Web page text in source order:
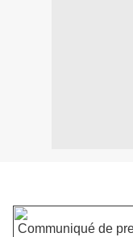
Communiqué de